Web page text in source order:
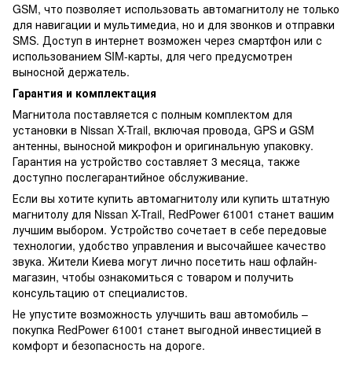
GSM, что позволяет использовать автомагнитолу не только
для навигации и мультимедиа, но и для звонков и отправки
SMS. Доступ в интернет возможен через смартфон или с
использованием SIM-карты, для чего предусмотрен
выносной держатель.
Гарантия и комплектация
Магнитола поставляется с полным комплектом для
установки в Nissan X-Trail, включая провода, GPS и GSM
антенны, выносной микрофон и оригинальную упаковку.
Гарантия на устройство составляет 3 месяца, также
доступно послегарантийное обслуживание.
Если вы хотите купить автомагнитолу или купить штатную
магнитолу для Nissan X-Trail, RedPower 61001 станет вашим
лучшим выбором. Устройство сочетает в себе передовые
технологии, удобство управления и высочайшее качество
звука. Жители Киева могут лично посетить наш офлайн-
магазин, чтобы ознакомиться с товаром и получить
консультацию от специалистов.
Не упустите возможность улучшить ваш автомобиль –
покупка RedPower 61001 станет выгодной инвестицией в
комфорт и безопасность на дороге.